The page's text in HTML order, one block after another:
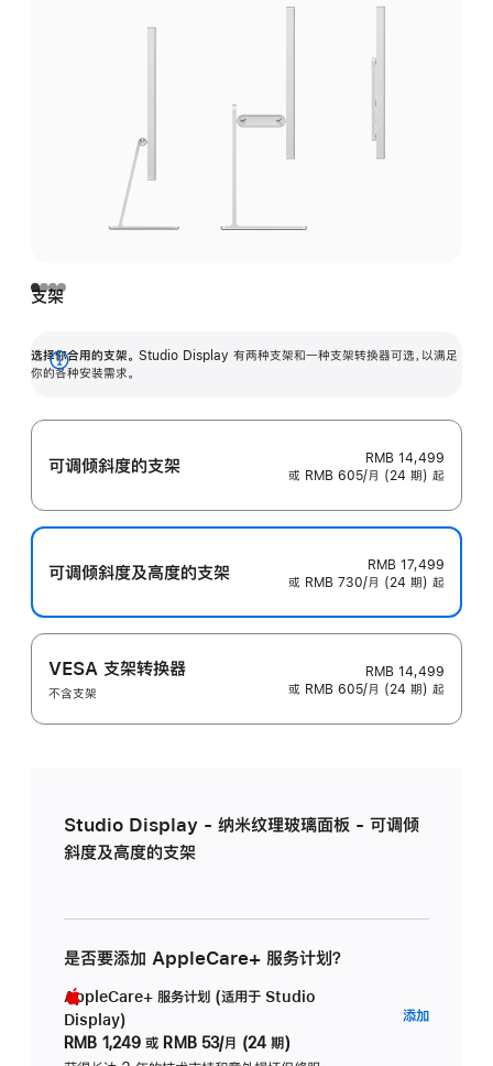
支架
选择你合用的支架。 Studio Display 有两种支架和一种支架转换器可选，以满足
你的各种安装需求。
展
可调倾斜度的支架
RMB 14,499
或 RMB 605/月 (24 期) 起
可调倾斜度及高‍度的支‍架
RMB 17,499
或 RMB 730/月 (24 期) 起
VESA 支架转换器
不含支架
RMB 14,499
或 RMB 605/月 (24 期) 起
Studio Display - 纳米纹理玻璃面板 - 可调倾
斜度及高度的支架
是否要添加 AppleCare+ 服务计划？
AppleCare+ 服务计划 (适用于 Studio
Display)
RMB 1,249 或 RMB 53/月 (24 期)
添加